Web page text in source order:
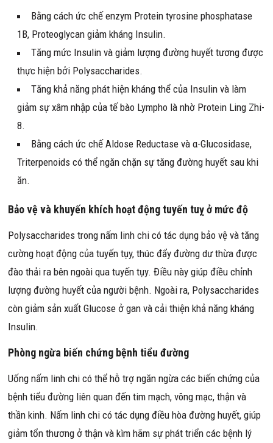
Bằng cách ức chế enzym Protein tyrosine phosphatase
1B, Proteoglycan giảm kháng Insulin.
Tăng mức Insulin và giảm lượng đường huyết tương được
thực hiện bởi Polysaccharides.
Tăng khả năng phát hiện kháng thể của Insulin và làm
giảm sự xâm nhập của tế bào Lympho là nhờ Protein Ling Zhi-
8.
Bằng cách ức chế Aldose Reductase và α-Glucosidase,
Triterpenoids có thể ngăn chặn sự tăng đường huyết sau khi
ăn.
Bảo vệ và khuyến khích hoạt động tuyến tuỵ ở mức độ
Polysaccharides trong nấm linh chi có tác dụng bảo vệ và tăng
cường hoạt động của tuyến tụy, thúc đẩy đường dư thừa được
đào thải ra bên ngoài qua tuyến tụy. Điều này giúp điều chỉnh
lượng đường huyết của người bệnh. Ngoài ra, Polysaccharides
còn giảm sản xuất Glucose ở gan và cải thiện khả năng kháng
Insulin.
Phòng ngừa biến chứng bệnh tiểu đường
Uống nấm linh chi có thể hỗ trợ ngăn ngừa các biến chứng của
bệnh tiểu đường liên quan đến tim mạch, võng mạc, thận và
thần kinh. Nấm linh chi có tác dụng điều hòa đường huyết, giúp
giảm tổn thương ở thận và kìm hãm sự phát triển các bệnh lý